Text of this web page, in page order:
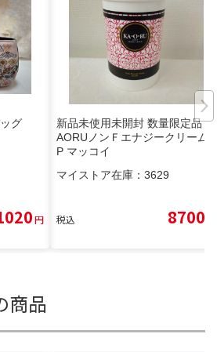
グ
円
新品未使用未開封 数量限定品 K
AORUノンＦエナジークリームS
P マッコイ
マイストア在庫： 3629
税込 8700
商品